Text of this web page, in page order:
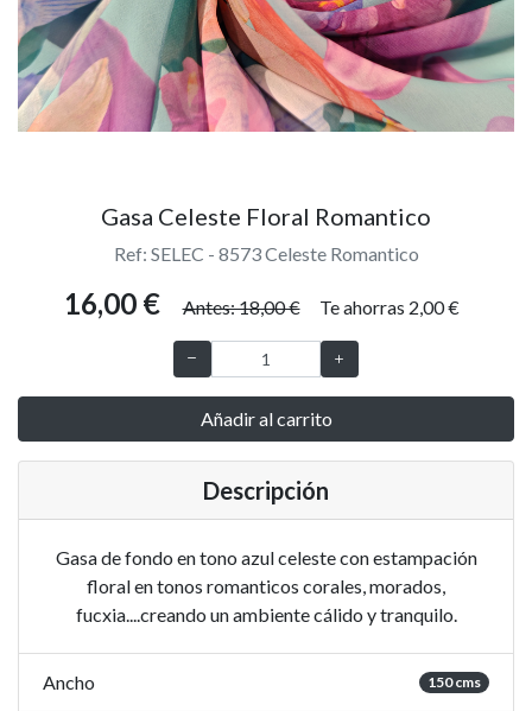
Gasa Celeste Floral Romantico
Ref: SELEC - 8573 Celeste Romantico
16,00 € Antes: 18,00 € Te ahorras 2,00 €
Añadir al carrito
Descripción
Gasa de fondo en tono azul celeste con estampación
floral en tonos romanticos corales, morados,
fucxia....creando un ambiente cálido y tranquilo.
Ancho 150 cms